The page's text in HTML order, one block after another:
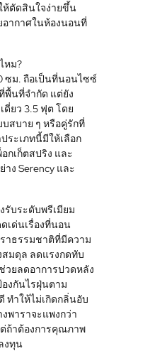
ห้ตัดสินใจง่ายขึ้น
ากาศในห้องนอนที่
หม?
ซม. ถือเป็นที่นอนไซซ์
พื้นที่จำกัด แต่ยัง
ดี่ยว 3.5 ฟุต โดย
สบาย ๆ หรือคู่รักที่
ระเภทนี้มีให้เลือก
กเก็ตสปริง และ
ง Serency และ
รับระดับพรีเมียม
เด่นเรื่องที่นอน
าธรรมชาติที่มีความ
สมดุล ลดแรงกดทับ
วยลดอาการปวดหลัง
งกันไรฝุ่นตาม
ทำให้ไม่เกิดกลิ่นอับ
พาราจะแพงกว่า
ถ้าต้องการคุณภาพ
งทุน